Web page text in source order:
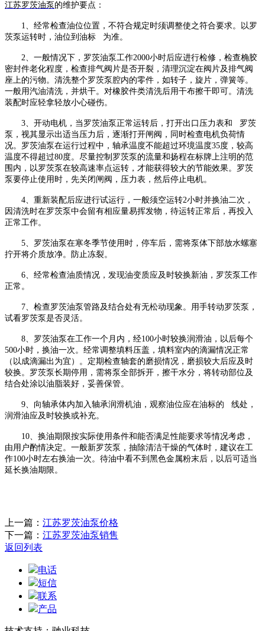
江苏罗茨油泵 的维护要点 ：
1、经常检查油位位置，不符合规定时须调整使之符合要求。以罗
茨泵运转时，油位到油标 为准。
2、一般情况下，罗茨油泵工作2000小时后应进行检修，检查桷胶
密封件老化程度，检查排气阀片是否开裂，清理沉淀在阀片及排气阀
座上的污物。清洗整个罗茨泵腔内的零件，如转子，旋片，弹簧等。
一般用汽油清洗，并烘干。对橡胶件类清洗后用干布擦干即可。清洗
装配时应轻拿轻放小心碰伤。
3、开动电机，当罗茨油泵正常运转后，打开出口压力表和 罗茨
泵，视其显示出适当压力后，逐渐打开闸阀，同时检查电机负荷情
况。罗茨油泵在运行过程中，轴承温度不能超过环境温度35度，较高
温度不得超过80度。尽量控制罗茨泵的流量和扬程在标牌上注明的范
围内，以罗茨泵在较高速率点运转，才能获得较大的节能效果。罗茨
泵要停止使用时，先关闭闸阀，压力表，然后停止电机。
4、重新装配后应进行试运行，一般须空运转2小时并换油二次，
因清洗时在罗茨泵中会留有相应量易挥发物，待运转正常后，再投入
正常工作。
5、罗茨油泵在寒冬季节使用时，停车后，需将泵体下部放水螺塞
拧开将介质放净。防止冻裂。
6、经常检查油质情况，发现油变质应及时较换新油，罗茨泵工作
正常。
7、检查罗茨油泵管路及结合处有无松动现象。用手转动罗茨泵，
试看罗茨泵是否灵活。
8、罗茨油泵在工作一个月内，经100小时较换润滑油，以后每个
500小时，换油一次。经常调整填料压盖，填料室内的滴漏情况正常
（以成滴漏出为宜）。定期检查轴套的磨损情况，磨损较大后应及时
较换。罗茨泵长期停用，需将泵全部拆开，擦干水分，将转动部位及
结合处涂以油脂装好，妥善保管。
9、向轴承体内加入轴承润滑机油，观察油位应在油标的 线处，
润滑油应及时较换或补充。
10、换油期限按实际使用条件和能否满足性能要求等情况考虑，
由用户酌情决定。一般新罗茨泵，抽除清洁干燥的气体时，建议在工
作100小时左右换油一次。待油中看不到黑色金属粉末后，以后可适当
延长换油期限。
上一篇： 江苏罗茨油泵价格
下一篇： 江苏罗茨油泵销售
返回列表
电话
短信
联系
产品